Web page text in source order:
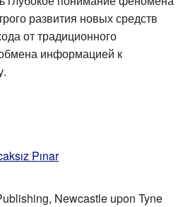
развития новых средств
от традиционного
информацией к
Pınar
Newcastle upon Tyne